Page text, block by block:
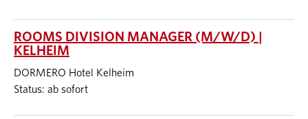
ROOMS DIVISION MANAGER (M/W/D) |
KELHEIM
DORMERO Hotel Kelheim
Status: ab sofort